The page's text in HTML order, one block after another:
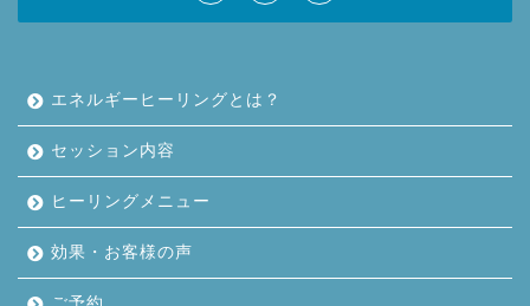
エネルギーヒーリングとは？
セッション内容
ヒーリングメニュー
効果・お客様の声